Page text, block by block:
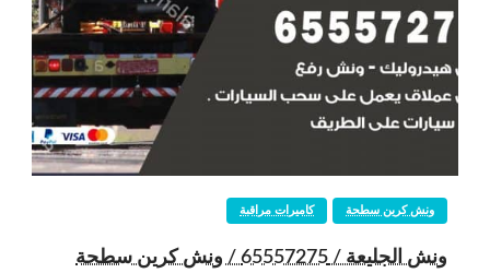
كاميرات مراقبة ونش كرين سطحة
ونش الجليعة / 65557275 / ونش كرين سطحة